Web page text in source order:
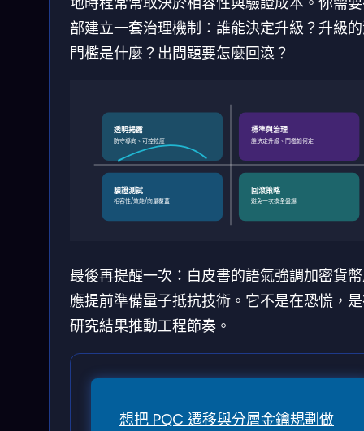
部建立一套治理機制：誰能決定升級？升級
門檻是什麼？出問題要怎麼回滾？
透明揭露
防守導向、可控粒度
標準與治理
誰決定升級、門檻如何定
驗證測試
相容性/效能/向量覆蓋
回滾策略
避免一次換全盤爆
最後再提醒一次：白皮書的語氣強調加密貨
應提前準備量子抵抗技術。它不是在恐慌，
研究結果推動工程節奏。
想把 PQC 遷移與分層金鑰規劃做